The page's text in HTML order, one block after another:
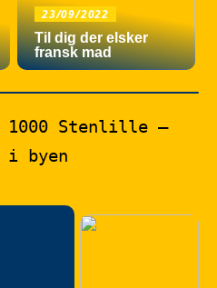
23/09/2022
Til dig der elsker
fransk mad
1000 Stenlille –
i byen